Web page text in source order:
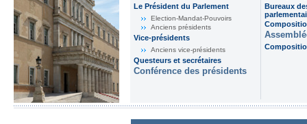
Le Président du Parlement
Election-Mandat-Pouvoirs
Anciens présidents
Vice-présidents
Anciens vice-présidents
Questeurs et secrétaires
Conférence des présidents
Bureaux